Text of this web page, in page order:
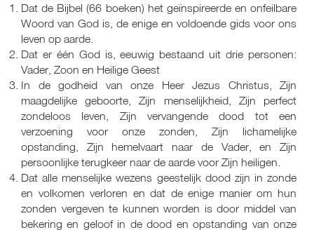
Dat de Bijbel (66 boeken) het geïnspireerde en onfeilbare
Woord van God is, de enige en voldoende gids voor ons
leven op aarde.
Dat er één God is, eeuwig bestaand uit drie personen:
Vader, Zoon en Heilige Geest
In de godheid van onze Heer Jezus Christus, Zijn
maagdelijke geboorte, Zijn menselijkheid, Zijn perfect
zondeloos leven, Zijn vervangende dood tot een
verzoening voor onze zonden, Zijn lichamelijke
opstanding, Zijn hemelvaart naar de Vader, en Zijn
persoonlijke terugkeer naar de aarde voor Zijn heiligen.
Dat alle menselijke wezens geestelijk dood zijn in zonde
en volkomen verloren en dat de enige manier om hun
zonden vergeven te kunnen worden is door middel van
bekering en geloof in de dood en opstanding van onze